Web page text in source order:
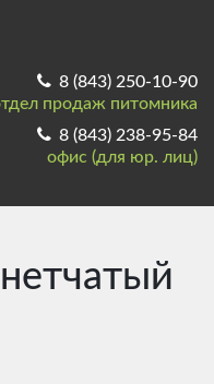
8 (843) 250-10-90
продаж питомника
8 (843) 238-95-84
офис (для юр. лиц)